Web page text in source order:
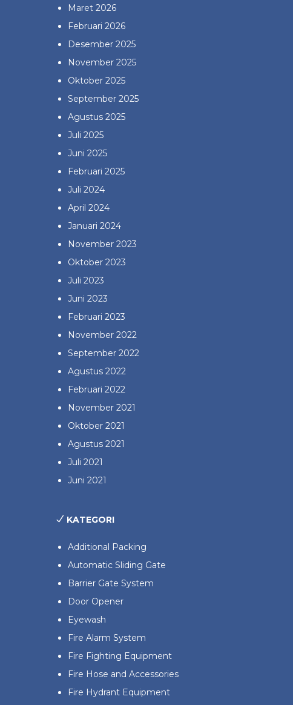
Maret 2026
Februari 2026
Desember 2025
November 2025
Oktober 2025
September 2025
Agustus 2025
Juli 2025
Juni 2025
Februari 2025
Juli 2024
April 2024
Januari 2024
November 2023
Oktober 2023
Juli 2023
Juni 2023
Februari 2023
November 2022
September 2022
Agustus 2022
Februari 2022
November 2021
Oktober 2021
Agustus 2021
Juli 2021
Juni 2021
KATEGORI
Additional Packing
Automatic Sliding Gate
Barrier Gate System
Door Opener
Eyewash
Fire Alarm System
Fire Fighting Equipment
Fire Hose and Accessories
Fire Hydrant Equipment